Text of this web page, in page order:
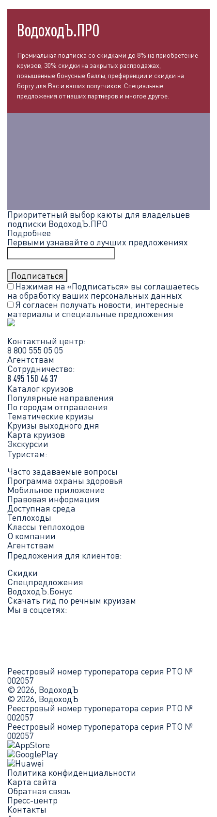
ВодоходЪ.ПРО
Премиальная подписка со скидками до 8% на приобретение
круизов, 30% скидки на закрытых распродажах,
повышенные бонусные баллы, преференции и скидки на
борту для Вас и ваших попутчиков. Специальные
предложения от наших партнеров и многое другое.
Приоритетный выбор каюты для владельцев
подписки ВодоходЪ.ПРО
Подробнее
Первыми узнавайте о лучших предложениях
Нажимая на «Подписаться» вы соглашаетесь
на обработку ваших персональных данных
Я согласен получать новости, интересные
материалы и специальные предложения
Контактный центр:
8 800 555 05 05
Агентствам
Сотрудничество:
8 495 150 46 37
Каталог круизов
Популярные направления
По городам отправления
Тематические круизы
Круизы выходного дня
Карта круизов
Экскурсии
Туристам:
Часто задаваемые вопросы
Программа охраны здоровья
Мобильное приложение
Правовая информация
Доступная среда
Теплоходы
Классы теплоходов
О компании
Агентствам
Предложения для клиентов:
Скидки
Спецпредложения
ВодоходЪ.Бонус
Скачать гид по речным круизам
Мы в соцсетях:
Реестровый номер туроператора серия РТО №
002057
© 2026, ВодоходЪ
© 2026, ВодоходЪ
Реестровый номер туроператора серия РТО №
002057
Реестровый номер туроператора серия РТО №
002057
Политика конфиденциальности
Карта сайта
Обратная связь
Пресс-центр
Контакты